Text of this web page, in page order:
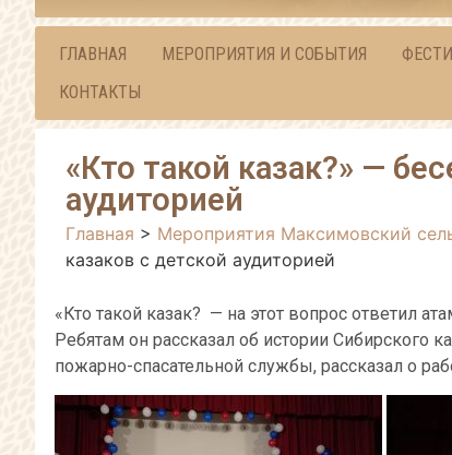
ГЛАВНАЯ МЕРОПРИЯТИЯ И СОБЫТИЯ
КОНТАКТЫ
«Кто такой казак?» —
аудиторией
Главная > Мероприятия Максимовский
казаков с детской аудиторией
«Кто такой казак? — на этот вопрос ответил
Ребятам он рассказал об истории Сибирского
пожарно-спасательной службы, рассказал о